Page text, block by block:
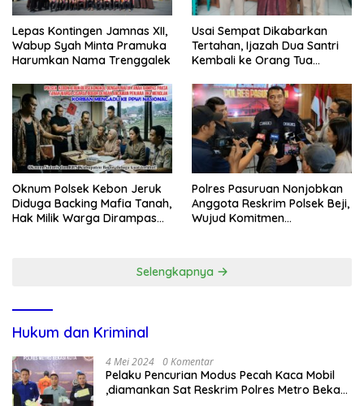
Lepas Kontingen Jamnas XII,
Wabup Syah Minta Pramuka
Harumkan Nama Trenggalek
Usai Sempat Dikabarkan
Tertahan, Ijazah Dua Santri
Kembali ke Orang Tua
Oknum Polsek Kebon Jeruk
Diduga Backing Mafia Tanah,
Hak Milik Warga Dirampas
Polres Pasuruan Nonjobkan
Anggota Reskrim Polsek Beji,
Wujud Komitmen
Selengkapnya
Hukum dan Kriminal
4 Mei 2024 0 Komentar
Pelaku Pencurian Modus Pecah Kaca Mobil
,diamankan Sat Reskrim Polres Metro Bekasi